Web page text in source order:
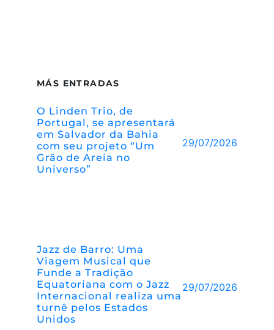
MÁS ENTRADAS
O Linden Trio, de
Portugal, se apresentará
em Salvador da Bahia
com seu projeto “Um
Grão de Areia no
Universo”
29/07/2026
Jazz de Barro: Uma
Viagem Musical que
Funde a Tradição
Equatoriana com o Jazz
Internacional realiza uma
turnê pelos Estados
Unidos
29/07/2026